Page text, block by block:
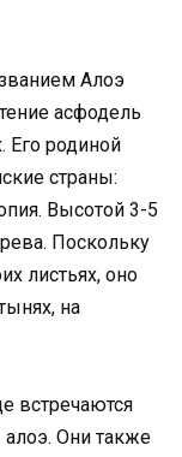
Алоэ
асфодель
Его родиной
страны:
Высотой 3-5
Поскольку
листьях, оно
на
встречаются
Они также